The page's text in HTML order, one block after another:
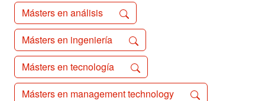
Másters en análisis
Másters en ingeniería
Másters en tecnología
Másters en management technology